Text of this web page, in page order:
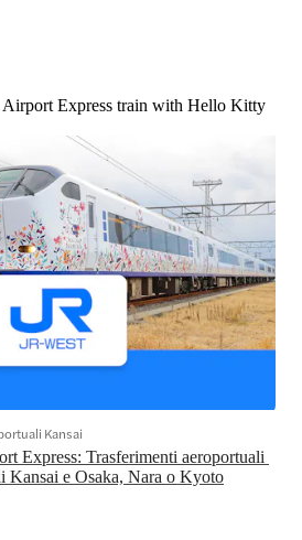
Airport Express train with Hello Kitty
Express: Trasferimenti aeroportuali
Kansai e Osaka, Nara o Kyoto
Kansai